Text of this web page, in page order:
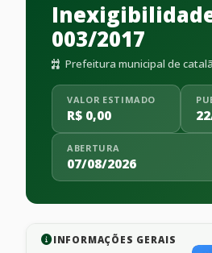
003/2017
Prefeitura municipal de
VALOR ESTIMADO
R$ 0,00
ABERTURA
07/08/2026
INFORMAÇÕES GERAIS